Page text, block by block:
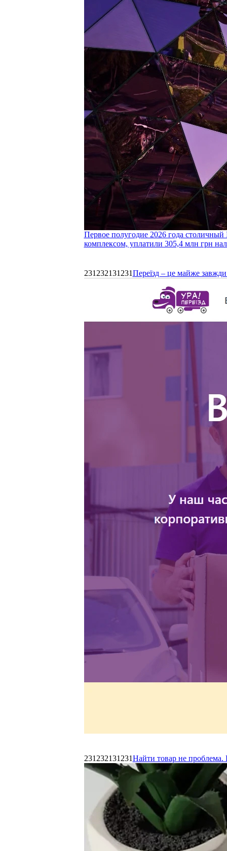
Первое полугодие 2026 года
комплексом, уплатили 305,4 млн грн
231232131231Переїзд – це майже
231232131231Найти товар не проблема.